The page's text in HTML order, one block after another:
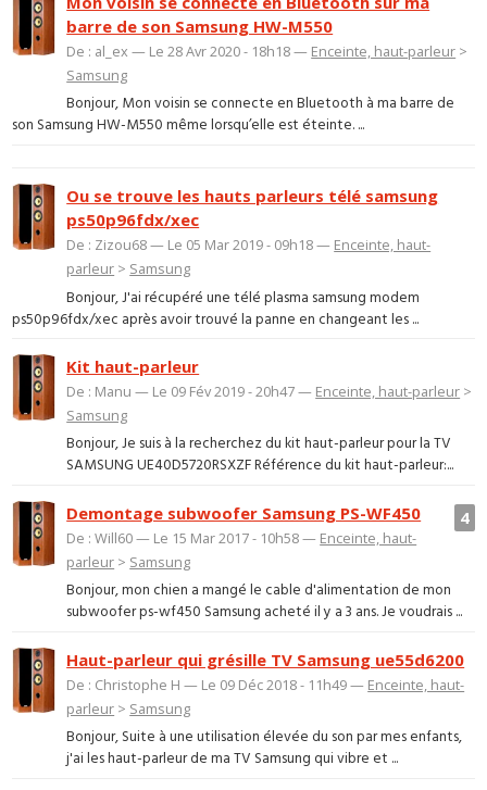
barre de son Samsung HW-M550
De : al_ex — Le 28 Avr 2020 - 18h18 — Enceinte, haut-parleur >
Samsung
Bonjour, Mon voisin se connecte en Bluetooth à ma barre de
son Samsung HW-M550 même lorsqu’elle est éteinte. ...
Ou se trouve les hauts parleurs télé samsung
ps50p96fdx/xec
De : Zizou68 — Le 05 Mar 2019 - 09h18 — Enceinte, haut-
parleur > Samsung
Bonjour, J'ai récupéré une télé plasma samsung modem
ps50p96fdx/xec après avoir trouvé la panne en changeant les ...
Kit haut-parleur
De : Manu — Le 09 Fév 2019 - 20h47 — Enceinte, haut-parleur >
Samsung
Bonjour, Je suis à la recherchez du kit haut-parleur pour la TV
SAMSUNG UE40D5720RSXZF Référence du kit haut-parleur:...
4
Demontage subwoofer Samsung PS-WF450
De : Will60 — Le 15 Mar 2017 - 10h58 — Enceinte, haut-
parleur > Samsung
Bonjour, mon chien a mangé le cable d'alimentation de mon
subwoofer ps-wf450 Samsung acheté il y a 3 ans. Je voudrais ...
Haut-parleur qui grésille TV Samsung ue55d6200
De : Christophe H — Le 09 Déc 2018 - 11h49 — Enceinte, haut-
parleur > Samsung
Bonjour, Suite à une utilisation élevée du son par mes enfants,
j'ai les haut-parleur de ma TV Samsung qui vibre et ...